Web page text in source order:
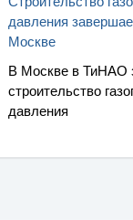
давления
Москве
В Москве в ТиНАО
строительство
давления